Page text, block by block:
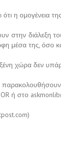
ότι η ομογένεια
στην διάλεξη
μέσα της, όσο
χώρα δεν
ή στο